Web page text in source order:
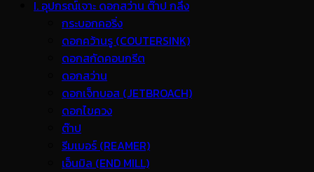
I. อุปกรณ์เจาะ ดอกสว่าน ต๊าป กลึง
กระบอกคอริ่ง
ดอกคว้านรู (COUTERSINK)
ดอกสกัดคอนกรีต
ดอกสว่าน
ดอกเจ็ทบอส (JETBROACH)
ดอกไขควง
ต๊าป
รีมเมอร์ (REAMER)
เอ็นมิล (END MILL)